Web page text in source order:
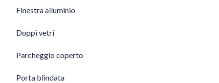
Finestra alluminio
Doppi vetri
Parcheggio coperto
Porta blindata